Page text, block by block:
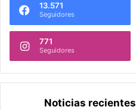
13.571
Seguidores
771
Seguidores
Noticias recientes